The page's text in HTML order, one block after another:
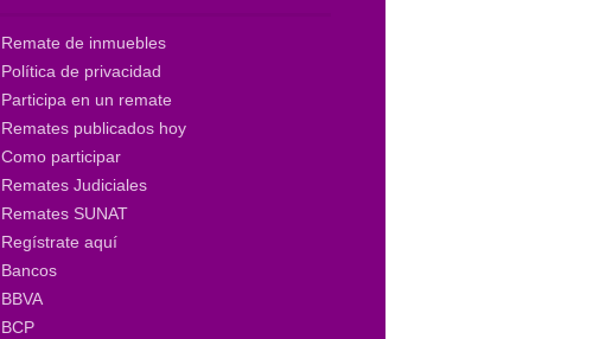
Remate de inmuebles
Política de privacidad
Participa en un remate
Remates publicados hoy
Como participar
Remates Judiciales
Remates SUNAT
Regístrate aquí
Bancos
BBVA
BCP